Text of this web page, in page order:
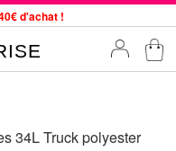
d'achat !
du lundi au vendredi
07 au 27/08
34L Truck polyester